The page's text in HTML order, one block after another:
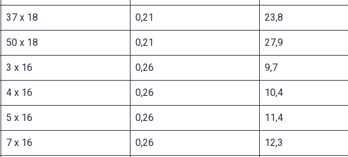
37 x 18 0,21 23,8
50 x 18 0,21 27,9
3 x 16 0,26 9,7
4 x 16 0,26 10,4
5 x 16 0,26 11,4
7 x 16 0,26 12,3